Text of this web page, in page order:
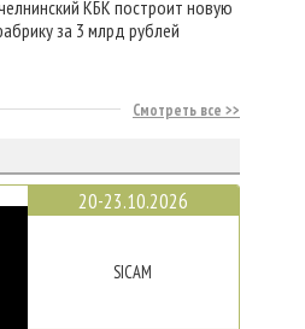
КБК построит новую
за 3 млрд рублей
Смотреть все
20-23.10.2026
SICAM